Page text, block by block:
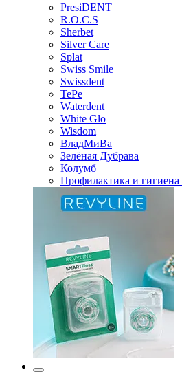
PresiDENT
R.O.C.S
Sherbet
Silver Care
Splat
Swiss Smile
Swissdent
TePe
Waterdent
White Glo
Wisdom
ВладМиВа
Зелёная Дубрава
Колумб
Профилактика и гигиена